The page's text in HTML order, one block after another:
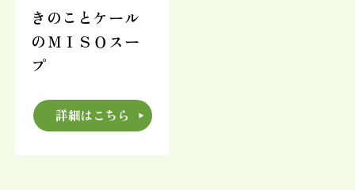
きのことケール
のＭＩＳＯスー
プ
詳細はこちら